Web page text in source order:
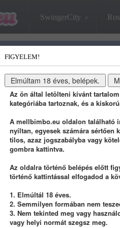
SwingerCity
porn youtube qdb stat
1 éve
FIGYELEM!
Az ön által letölteni kívánt
kategóriába tartoznak, és a
A mellbimbo.eu oldalon található
nyíltan, egyesek számára sértően
tilos, azaz jogszabályba vagy
gombra kattintva.
Az oldalra történő belépés előtt
történő kattintással elfogadod a
1. Elmúltál 18 éves.
2. Semmilyen formában nem
3. Nem tekinted meg vagy
vagy helyi normát szegsz meg.